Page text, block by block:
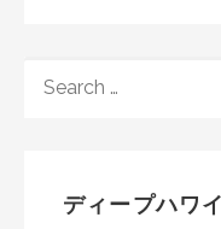
FOR:
ディープハワ